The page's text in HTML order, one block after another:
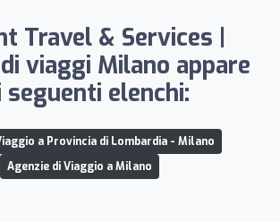
Travel & Services |
viaggi Milano appare
seguenti elenchi:
a Provincia di Lombardia - Milano
Agenzie di Viaggio a Milano